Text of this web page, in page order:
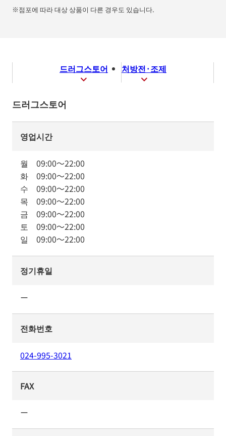
※점포에 따라 대상 상품이 다른 경우도 있습니다.
드러그스토어 처방전·조제
드러그스토어
영업시간
월 09:00～22:00
화 09:00～22:00
수 09:00～22:00
목 09:00～22:00
금 09:00～22:00
토 09:00～22:00
일 09:00～22:00
정기휴일
ー
전화번호
024-995-3021
FAX
ー